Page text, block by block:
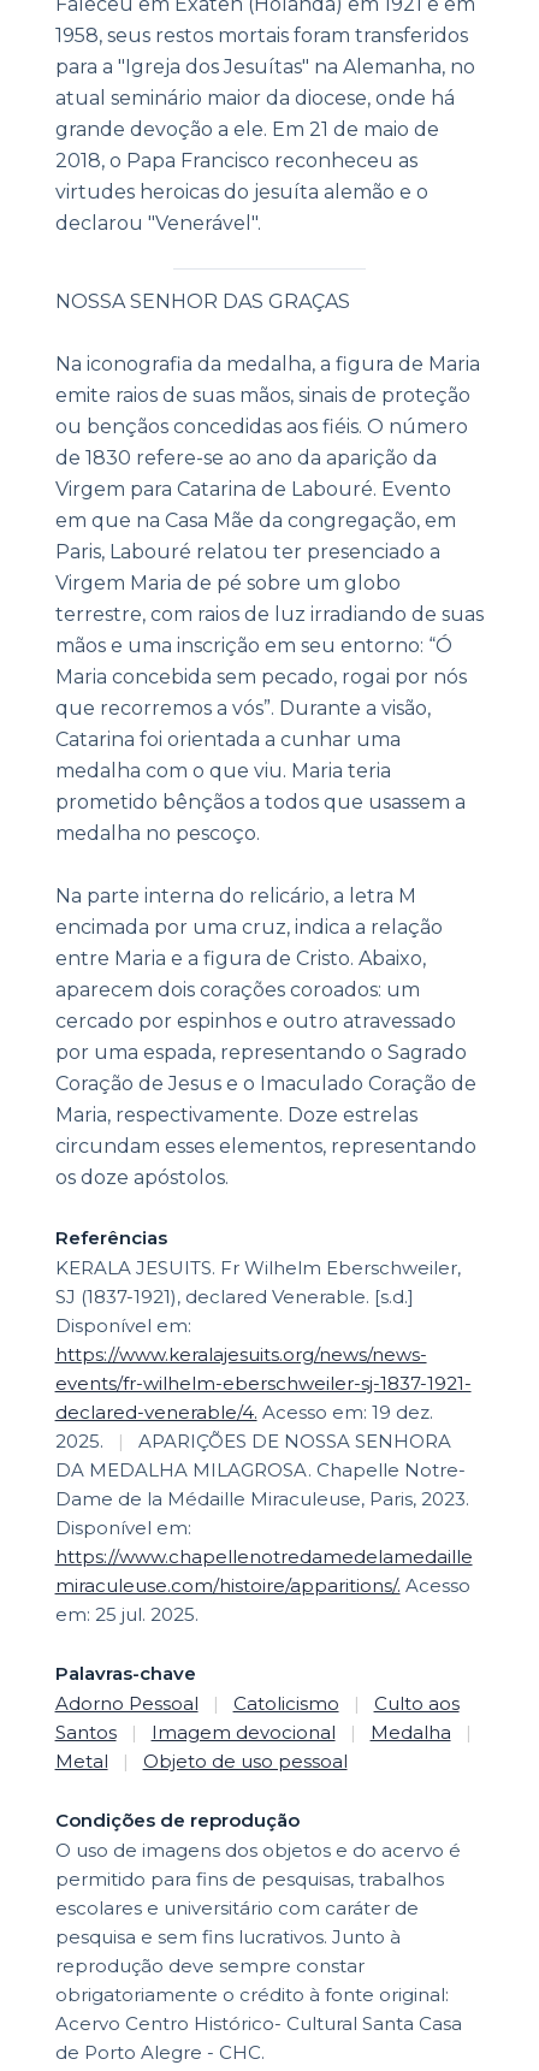
1958, seus restos mortais foram transferidos
para a "Igreja dos Jesuítas" na Alemanha, no
atual seminário maior da diocese, onde há
grande devoção a ele. Em 21 de maio de
2018, o Papa Francisco reconheceu as
virtudes heroicas do jesuíta alemão e o
declarou "Venerável".
NOSSA SENHOR DAS GRAÇAS
Na iconografia da medalha, a figura de Maria
emite raios de suas mãos, sinais de proteção
ou bençãos concedidas aos fiéis. O número
de 1830 refere-se ao ano da aparição da
Virgem para Catarina de Labouré. Evento
em que na Casa Mãe da congregação, em
Paris, Labouré relatou ter presenciado a
Virgem Maria de pé sobre um globo
terrestre, com raios de luz irradiando de suas
mãos e uma inscrição em seu entorno: “Ó
Maria concebida sem pecado, rogai por nós
que recorremos a vós”. Durante a visão,
Catarina foi orientada a cunhar uma
medalha com o que viu. Maria teria
prometido bênçãos a todos que usassem a
medalha no pescoço.
Na parte interna do relicário, a letra M
encimada por uma cruz, indica a relação
entre Maria e a figura de Cristo. Abaixo,
aparecem dois corações coroados: um
cercado por espinhos e outro atravessado
por uma espada, representando o Sagrado
Coração de Jesus e o Imaculado Coração de
Maria, respectivamente. Doze estrelas
circundam esses elementos, representando
os doze apóstolos.
Referências
KERALA JESUITS. Fr Wilhelm Eberschweiler,
SJ (1837-1921), declared Venerable. [s.d.]
Disponível em:
https://www.keralajesuits.org/news/news-
events/fr-wilhelm-eberschweiler-sj-1837-1921-
declared-venerable/4. Acesso em: 19 dez.
2025.
|
APARIÇÕES DE NOSSA SENHORA
DA MEDALHA MILAGROSA. Chapelle Notre-
Dame de la Médaille Miraculeuse, Paris, 2023.
Disponível em:
https://www.chapellenotredamedelamedaille
miraculeuse.com/histoire/apparitions/. Acesso
em: 25 jul. 2025.
Palavras-chave
Adorno Pessoal
| Catolicismo |
Culto aos
Santos
| Imagem devocional | Medalha
|
Metal
| Objeto de uso pessoal
Condições de reprodução
O uso de imagens dos objetos e do acervo é
permitido para fins de pesquisas, trabalhos
escolares e universitário com caráter de
pesquisa e sem fins lucrativos. Junto à
reprodução deve sempre constar
obrigatoriamente o crédito à fonte original:
Acervo Centro Histórico- Cultural Santa Casa
de Porto Alegre - CHC.